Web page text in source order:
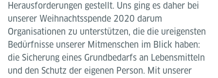
Herausforderungen gestellt. Uns ging es daher bei
unserer Weihnachtsspende 2020 darum
Organisationen zu unterstützen, die die ureigensten
Bedürfnisse unserer Mitmenschen im Blick haben:
die Sicherung eines Grundbedarfs an Lebensmitteln
und den Schutz der eigenen Person. Mit unserer